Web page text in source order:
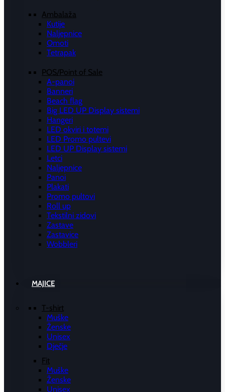
Ambalaža
Kutije
Naljepnice
Omoti
Tetrapak
POS/Point of Sale
A-panoi
Banneri
Beach flag
Big LED UP Display sistemi
Hangeri
LED okviri i totemi
LED Promo pultevi
LED UP Display sistemi
Letci
Naljepnice
Panoi
Plakati
Promo pultovi
Roll up
Tekstilni zidovi
Zastave
Zastavice
Wobbleri
MAJICE
T-shirt
Muške
Ženske
Unisex
Dječje
Fit
Muške
Ženske
Unisex